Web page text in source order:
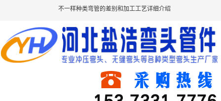
不一样种类弯管的差别和加工工艺详细介绍